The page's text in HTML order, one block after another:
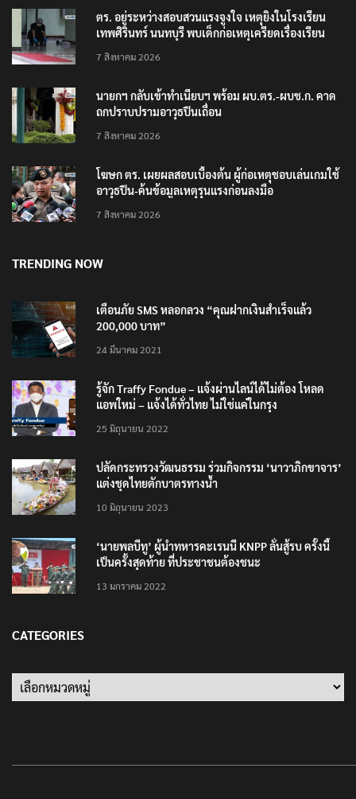
ตร. อยู่ระหว่างสอบสวนแรงจูงใจ เหตุยิงในโรงเรียน
เทพศิรินทร์ นนทบุรี พบเด็กก่อเหตุเครียดเรื่องเรียน
7 สิงหาคม 2026
นายกฯ กลับเข้าทำเนียบฯ พร้อม ผบ.ตร.-ผบช.ก. คาด
ถกปราบปรามอาวุธปืนเถื่อน
7 สิงหาคม 2026
โฆษก ตร. เผยผลสอบเบื้องต้น ผู้ก่อเหตุชอบเล่นเกมใช้
อาวุธปืน-ค้นข้อมูลเหตุรุนแรงก่อนลงมือ
7 สิงหาคม 2026
TRENDING NOW
เตือนภัย SMS หลอกลวง “คุณฝากเงินสำเร็จแล้ว
200,000 บาท”
24 มีนาคม 2021
รู้จัก Traffy Fondue – แจ้งผ่านไลน์ได้ไม่ต้อง โหลด
แอพใหม่ – แจ้งได้ทั่วไทย ไม่ใช่แค่ในกรุง
25 มิถุนายน 2022
ปลัดกระทรวงวัฒนธรรม ร่วมกิจกรรม ‘นาวาภิกขาจาร’
แต่งชุดไทยตักบาตรทางน้ำ
10 มิถุนายน 2023
‘นายพลบีทู’ ผู้นำทหารคะเรนนี KNPP ลั่นสู้รบ ครั้งนี้
เป็นครั้งสุดท้าย ที่ประชาชนต้องชนะ
13 มกราคม 2022
CATEGORIES
Categories